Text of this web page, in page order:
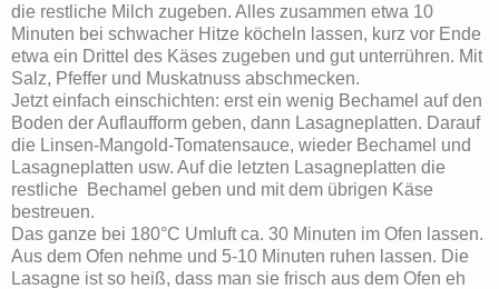
die restliche Milch zugeben. Alles zusammen etwa 10
Minuten bei schwacher Hitze köcheln lassen, kurz vor Ende
etwa ein Drittel des Käses zugeben und gut unterrühren. Mit
Salz, Pfeffer und Muskatnuss abschmecken.
Jetzt einfach einschichten: erst ein wenig Bechamel auf den
Boden der Auflaufform geben, dann Lasagneplatten. Darauf
die Linsen-Mangold-Tomatensauce, wieder Bechamel und
Lasagneplatten usw. Auf die letzten Lasagneplatten die
restliche Bechamel geben und mit dem übrigen Käse
bestreuen.
Das ganze bei 180°C Umluft ca. 30 Minuten im Ofen lassen.
Aus dem Ofen nehme und 5-10 Minuten ruhen lassen. Die
Lasagne ist so heiß, dass man sie frisch aus dem Ofen eh